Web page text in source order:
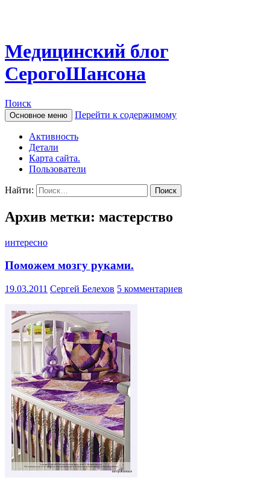
Медицинский блог
СерогоШансона
Поиск
Основное меню Перейти к содержимому
Активность
Детали
Карта сайта.
Пользователи
Найти:
Архив метки: мастерство
интересно
Поможем мозгу руками.
19.03.2011 Сергей Белехов 5 комментариев